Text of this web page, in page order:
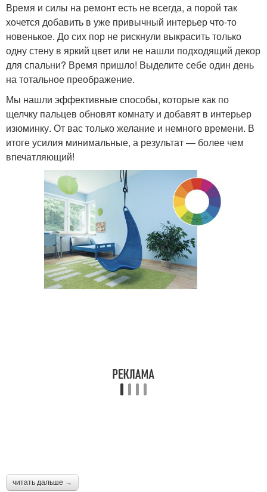
Время и силы на ремонт есть не всегда, а порой так
хочется добавить в уже привычный интерьер что-то
новенькое. До сих пор не рискнули выкрасить только
одну стену в яркий цвет или не нашли подходящий декор
для спальни? Время пришло! Выделите себе один день
на тотальное преображение.
Мы нашли эффективные способы, которые как по
щелчку пальцев обновят комнату и добавят в интерьер
изюминку. От вас только желание и немного времени. В
итоге усилия минимальные, а результат — более чем
впечатляющий!
читать дальше →